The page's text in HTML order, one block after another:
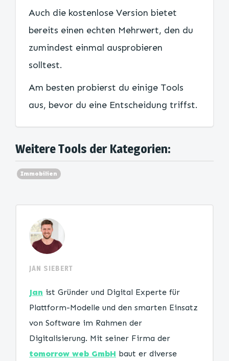
Auch die kostenlose Version bietet
bereits einen echten Mehrwert, den du
zumindest einmal ausprobieren
solltest.
Am besten probierst du einige Tools
aus, bevor du eine Entscheidung triffst.
Weitere Tools der Kategorien:
Immobilien
JAN SIEBERT
Jan ist Gründer und Digital Experte für
Plattform-Modelle und den smarten Einsatz
von Software im Rahmen der
Digitalisierung. Mit seiner Firma der
tomorrow web GmbH baut er diverse